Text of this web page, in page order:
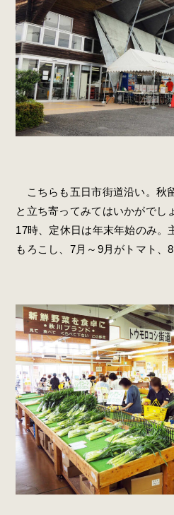
こちらも五日市街道沿い。秋
と立ち寄ってみてはいかがでし
17時、定休日は年末年始のみ。
もろこし、7月～9月がトマト、8